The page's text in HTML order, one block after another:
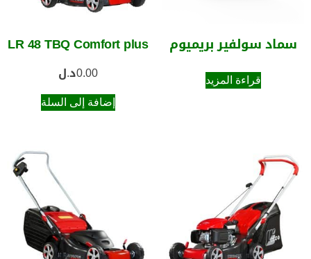
سماد سولفير بريميوم
قراءة المزيد
LR 48 TBQ Comfort plus
0.00د.ل
إضافة إلى السلة